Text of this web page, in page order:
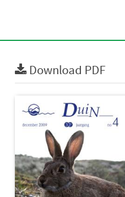
Download PDF